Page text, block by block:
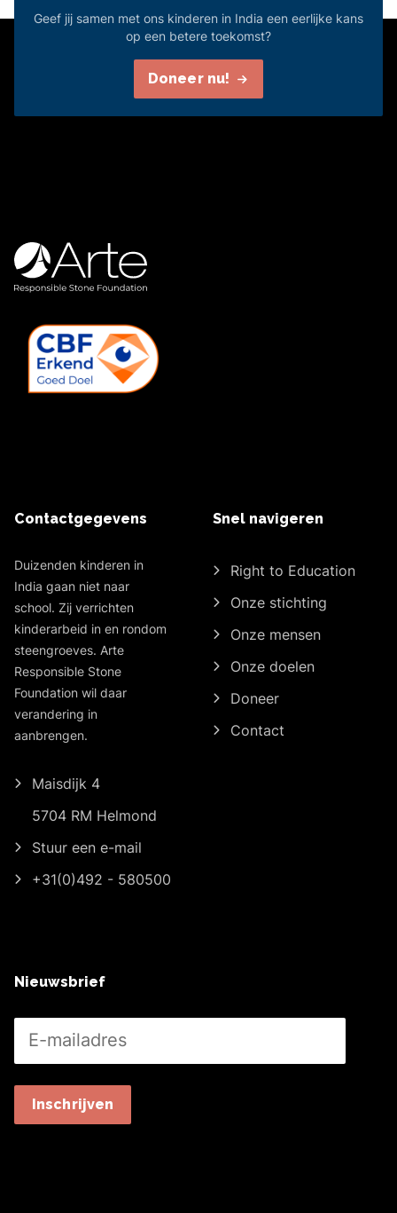
Geef jij samen met ons kinderen in India een eerlijke kans
op een betere toekomst?
Doneer nu!
Contactgegevens
Duizenden kinderen in
India gaan niet naar
school. Zij verrichten
kinderarbeid in en rondom
steengroeves. Arte
Responsible Stone
Foundation wil daar
verandering in
aanbrengen.
Maisdijk 4
5704 RM Helmond
Stuur een e-mail
+31(0)492 - 580500
Snel navigeren
Right to Education
Onze stichting
Onze mensen
Onze doelen
Doneer
Contact
Nieuwsbrief